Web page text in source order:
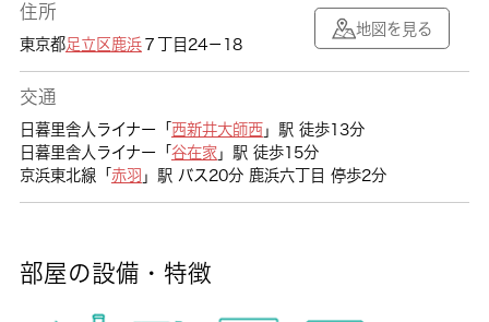
住所
東京都足立区鹿浜７丁目24－18
地図を見る
交通
日暮里舎人ライナー「 西新井大師西」駅 徒歩13分
日暮里舎人ライナー「 谷在家」駅 徒歩15分
京浜東北線「 赤羽 」駅 バス20分 鹿浜六丁目 停歩2分
部屋の設備・特徴